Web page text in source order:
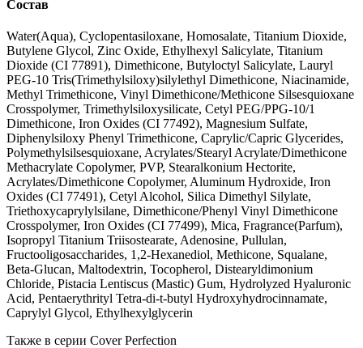
Состав
Water(Aqua), Cyclopentasiloxane, Homosalate, Titanium Dioxide,
Butylene Glycol, Zinc Oxide, Ethylhexyl Salicylate, Titanium
Dioxide (CI 77891), Dimethicone, Butyloctyl Salicylate, Lauryl
PEG-10 Tris(Trimethylsiloxy)silylethyl Dimethicone, Niacinamide,
Methyl Trimethicone, Vinyl Dimethicone/Methicone Silsesquioxane
Crosspolymer, Trimethylsiloxysilicate, Cetyl PEG/PPG-10/1
Dimethicone, Iron Oxides (CI 77492), Magnesium Sulfate,
Diphenylsiloxy Phenyl Trimethicone, Caprylic/Capric Glycerides,
Polymethylsilsesquioxane, Acrylates/Stearyl Acrylate/Dimethicone
Methacrylate Copolymer, PVP, Stearalkonium Hectorite,
Acrylates/Dimethicone Copolymer, Aluminum Hydroxide, Iron
Oxides (CI 77491), Cetyl Alcohol, Silica Dimethyl Silylate,
Triethoxycaprylylsilane, Dimethicone/Phenyl Vinyl Dimethicone
Crosspolymer, Iron Oxides (CI 77499), Mica, Fragrance(Parfum),
Isopropyl Titanium Triisostearate, Adenosine, Pullulan,
Fructooligosaccharides, 1,2-Hexanediol, Methicone, Squalane,
Beta-Glucan, Maltodextrin, Tocopherol, Distearyldimonium
Chloride, Pistacia Lentiscus (Mastic) Gum, Hydrolyzed Hyaluronic
Acid, Pentaerythrityl Tetra-di-t-butyl Hydroxyhydrocinnamate,
Caprylyl Glycol, Ethylhexylglycerin
Также в серии Cover Perfection